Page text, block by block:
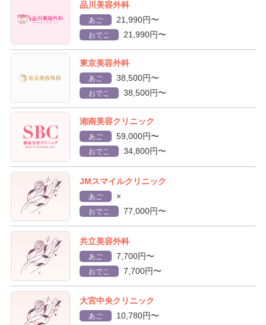
品川美容外科
あご 21,990円〜
おでこ 21,990円〜
東京美容外科
あご 38,500円〜
おでこ 38,500円〜
湘南美容クリニック
あご 59,000円〜
おでこ 34,800円〜
JMスマイルクリニック
あご ×
おでこ 77,000円〜
共立美容外科
あご 7,700円〜
おでこ 7,700円〜
大宮中央クリニック
あご 10,780円〜